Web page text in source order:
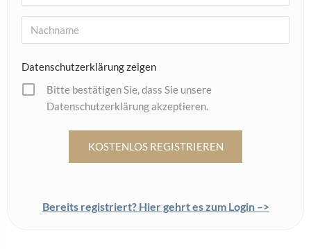
Datenschutzerklärung zeigen
Bitte bestätigen Sie, dass Sie unsere
Datenschutzerklärung akzeptieren.
Bereits registriert? Hier gehrt es zum Login –>